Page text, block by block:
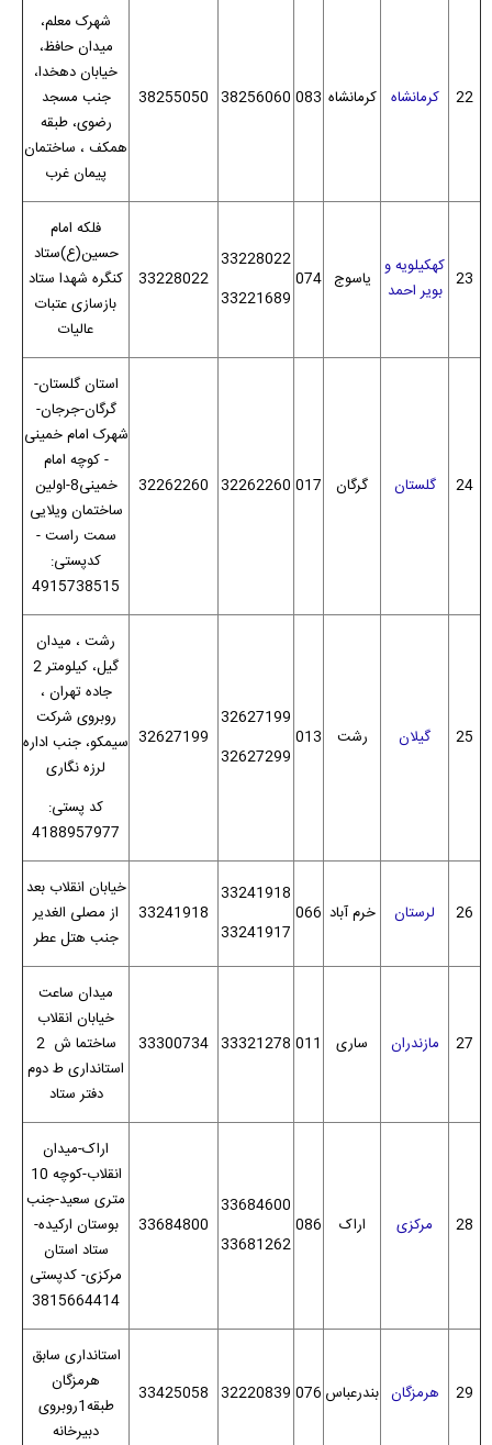
شهرک معلم،
میدان حافظ،
خیابان دهخدا،
جنب مسجد
رضوی، طبقه
همکف ، ساختمان
پیمان غرب
38255050 38256060 083 کرمانشاه کرمانشاه 22
فلکه امام
حسین(ع)ستاد
کنگره شهدا ستاد
بازسازی عتبات
عالیات
33228022
33228022
33221689
074 یاسوج
کهکیلویه و
بویر احمد 23
استان گلستان-
گرگان-جرجان-
شهرک امام خمینی
- کوچه امام
خمینی8-اولین
ساختمان ویلایی
سمت راست -
کدپستی:
4915738515
32262260 32262260 017 گرگان گلستان 24
رشت ، میدان
گیل، کیلومتر 2
جاده تهران ،
روبروی شرکت
سیمکو، جنب اداره
لرزه نگاری
کد پستی:
4188957977
32627199
32627199
32627299
013 رشت گیلان 25
خیابان انقلاب بعد
از مصلی الغدیر
جنب هتل عطر
33241918
33241918
33241917
066 خرم آباد لرستان 26
میدان ساعت
خیابان انقلاب
ساختما ش 2
استانداری ط دوم
دفتر ستاد
33300734 33321278 011 ساری مازندران 27
اراک-میدان
انقلاب-کوچه 10
متری سعید-جنب
بوستان ارکیده-
ستاد استان
مرکزی- کدپستی
3815664414
33684800
33684600
33681262
086 اراک مرکزی 28
استانداری سابق
هرمزگان
طبقه1روبروی
دبیرخانه
33425058 32220839 076 بندرعباس هرمزگان 29